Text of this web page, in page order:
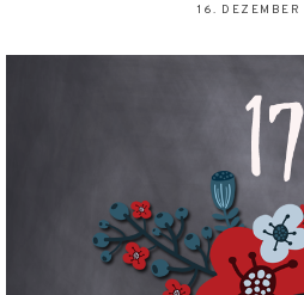
16. DEZEMBER